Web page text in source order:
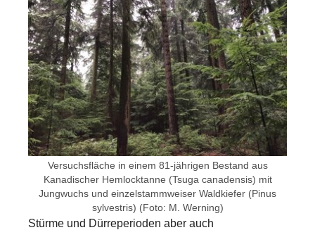
Versuchsfläche in einem 81-jährigen Bestand aus
Kanadischer Hemlocktanne (Tsuga canadensis) mit
Jungwuchs und einzelstammweiser Waldkiefer (Pinus
sylvestris) (Foto: M. Werning)
Stürme und Dürreperioden aber auch